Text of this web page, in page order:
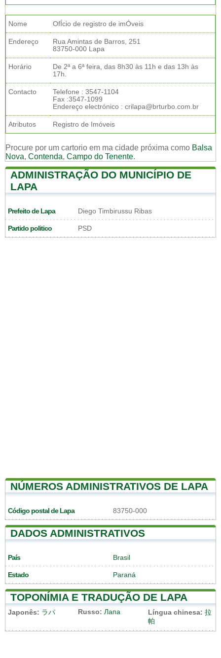
Nome OfÍcio de registro de imÓveis
Endereço
Rua Amintas de Barros, 251
83750-000 Lapa
Horário
De 2ª a 6ª feira, das 8h30 às 11h e das 13h às
17h.
Contacto
Telefone : 3547-1104
Fax :3547-1099
Endereço electrónico : crilapa@brturbo.com.br
Atributos Registro de Imóveis
Procure por um cartorio em ma cidade próxima como Balsa
Nova, Contenda, Campo do Tenente.
ADMINISTRAÇÃO DO MUNICÍPIO DE
LAPA
Prefeito de Lapa Diego Timbirussu Ribas
Partido politico PSD
NÚMEROS ADMINISTRATIVOS DE LAPA
Código postal de Lapa 83750-000
DADOS ADMINISTRATIVOS
País Brasil
Estado Paraná
TOPONÍMIA E TRADUÇÃO DE LAPA
Japonês: ラパ Russo: Лапа Língua chinesa: 拉
帕